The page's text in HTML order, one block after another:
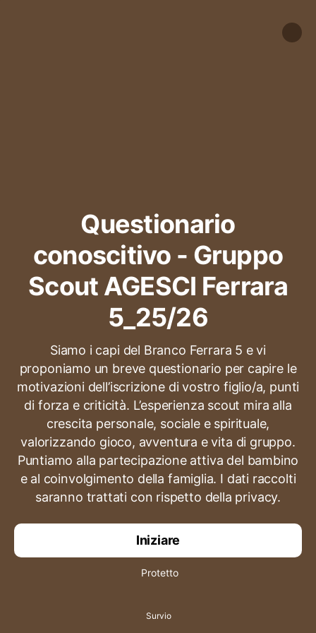
Questionario
conoscitivo - Gruppo
Scout AGESCI Ferrara
5_25/26
Siamo i capi del Branco Ferrara 5 e vi
proponiamo un breve questionario per capire le
motivazioni dell’iscrizione di vostro figlio/a, punti
di forza e criticità. L’esperienza scout mira alla
crescita personale, sociale e spirituale,
valorizzando gioco, avventura e vita di gruppo.
Puntiamo alla partecipazione attiva del bambino
e al coinvolgimento della famiglia. I dati raccolti
saranno trattati con rispetto della privacy.
Iniziare
Protetto
Survio